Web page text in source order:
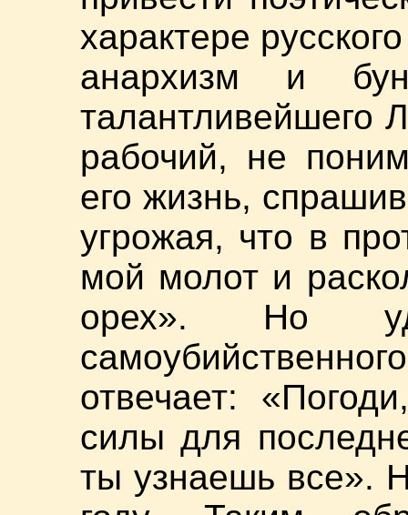
характере
анархизм и
талантливейшего
рабочий, не
его жизнь,
угрожая, что в
мой молот и
орех». Но
отвечает:
силы для
ты узнаешь все».